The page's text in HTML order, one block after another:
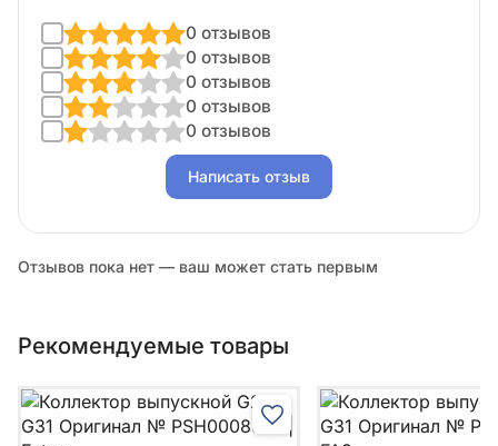
0 отзывов
0 отзывов
0 отзывов
0 отзывов
0 отзывов
Написать отзыв
Отзывов пока нет — ваш может стать первым
Рекомендуемые товары